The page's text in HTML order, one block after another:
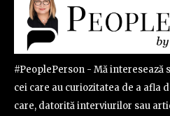
#PeoplePerson - Mă interesează
cei care au curiozitatea de a afla
care, datorită interviurilor sau